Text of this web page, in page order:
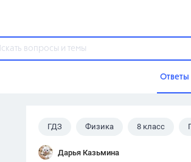
Ответы
Популярные темы
ГДЗ
ГДЗ Физика 8 класс
Дарья Казьмина